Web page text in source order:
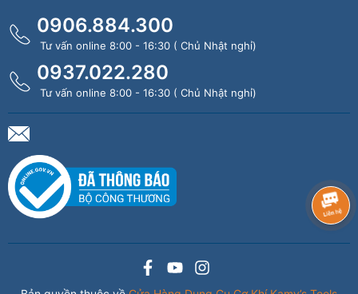
0906.884.300
Tư vấn online 8:00 - 16:30 ( Chủ Nhật nghỉ)
0937.022.280
Tư vấn online 8:00 - 16:30 ( Chủ Nhật nghỉ)